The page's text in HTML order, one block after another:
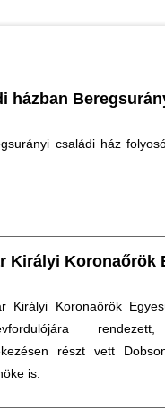
házban
családi ház
Királyi Koronaőrök
Királyi Koronaőrök
részt vett
is.